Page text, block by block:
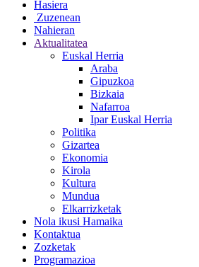
Hasiera
Zuzenean
Nahieran
Aktualitatea
Euskal Herria
Araba
Gipuzkoa
Bizkaia
Nafarroa
Ipar Euskal Herria
Politika
Gizartea
Ekonomia
Kirola
Kultura
Mundua
Elkarrizketak
Nola ikusi Hamaika
Kontaktua
Zozketak
Programazioa